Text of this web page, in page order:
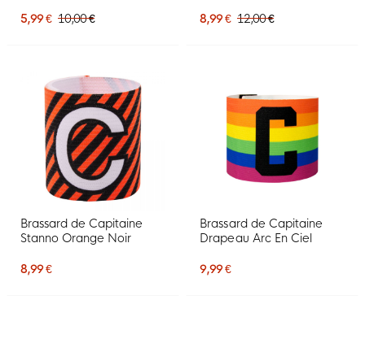
5,99 € 10,00 € 8,99 € 12,00 €
Brassard de Capitaine
Stanno Orange Noir
8,99 €
Brassard de Capitaine
Drapeau Arc En Ciel
9,99 €